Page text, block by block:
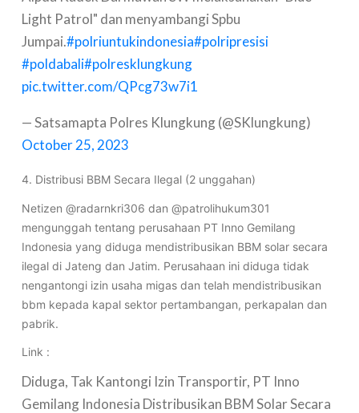
Light Patrol" dan menyambangi Spbu
Jumpai.#polriuntukindonesia#polripresisi
#poldabali#polresklungkung
pic.twitter.com/QPcg73w7i1
— Satsamapta Polres Klungkung (@SKlungkung)
October 25, 2023
4. Distribusi BBM Secara Ilegal (2 unggahan)
Netizen @radarnkri306 dan @patrolihukum301
mengunggah tentang perusahaan PT Inno Gemilang
Indonesia yang diduga mendistribusikan BBM solar secara
ilegal di Jateng dan Jatim. Perusahaan ini diduga tidak
nengantongi izin usaha migas dan telah mendistribusikan
bbm kepada kapal sektor pertambangan, perkapalan dan
pabrik.
Link :
Diduga, Tak Kantongi Izin Transportir, PT Inno
Gemilang Indonesia Distribusikan BBM Solar Secara